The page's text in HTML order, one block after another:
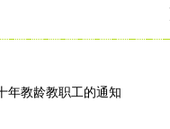
年教龄教职工的通知